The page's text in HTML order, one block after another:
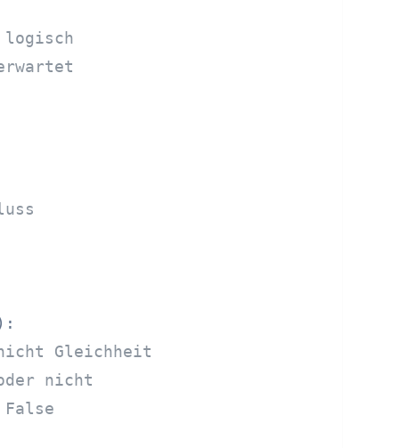
Gleichheit
nicht
False